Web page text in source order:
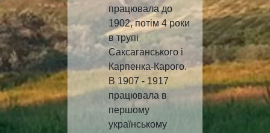
працювала до
1902, потім 4 роки
в трупі
Саксаганського і
Карпенка-Карого.
В 1907 - 1917
працювала в
першому
українському